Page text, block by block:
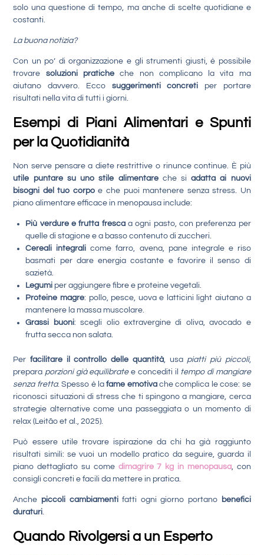
solo una questione di tempo, ma anche di scelte quotidiane e
costanti.
La buona notizia?
Con un po’ di organizzazione e gli strumenti giusti, è possibile
trovare soluzioni praticheche non complicano la vita ma
aiutano davvero. Ecco suggerimenti concreti per portare
risultati nella vita di tutti i giorni.
Esempi di Piani Alimentari e Spunti
per la Quotidianità
Non serve pensare a diete restrittive o rinunce continue. È più
utile puntare su uno stile alimentareche siadatta ai nuovi
bisogni del tuo corpoe che puoi mantenere senza stress. Un
piano alimentare efficace in menopausa include:
Più verdure e frutta frescaa ogni pasto, con preferenza per
quelle di stagione e a basso contenuto di zuccheri.
Cereali integrali come farro, avena, pane integrale e riso
basmati per dare energia costante e favorire il senso di
sazietà.
Legumi per aggiungere fibre e proteine vegetali.
Proteine magre: pollo, pesce, uova e latticini light aiutano a
mantenere la massa muscolare.
Grassi buoni: scegli olio extravergine di oliva, avocado e
frutta secca non salata.
Perfacilitare il controllo delle quantità, usa piatti più piccoli,
prepara porzioni già equilibratee concediti il tempo di mangiare
senza fretta. Spesso è lafame emotivache complica le cose: se
riconosci situazioni di stress che ti spingono a mangiare, cerca
strategie alternative come una passeggiata o un momento di
relax (Leitão et al., 2025).
Può essere utile trovare ispirazione da chi ha già raggiunto
risultati simili: se vuoi un modello pratico da seguire, guarda il
piano dettagliato su come dimagrire 7 kg in menopausa, con
consigli concreti e facili da mettere in pratica.
Anche piccoli cambiamentifatti ogni giorno portano
benefici
duraturi.
Quando Rivolgersi a un Esperto